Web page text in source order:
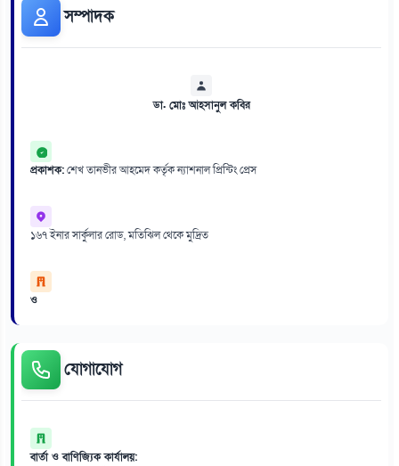
সম্পাদক
ডা. মোঃ আহসানুল কবির
প্রকাশক:শেখ তানভীর আহমেদ কর্তৃক ন্যাশনাল প্রিন্টিং প্রেস
১৬৭ ইনার সার্কুলার রোড, মতিঝিল থেকে মুদ্রিত
ও
যোগাযোগ
বার্তা ও বাণিজ্যিক কার্যালয়: